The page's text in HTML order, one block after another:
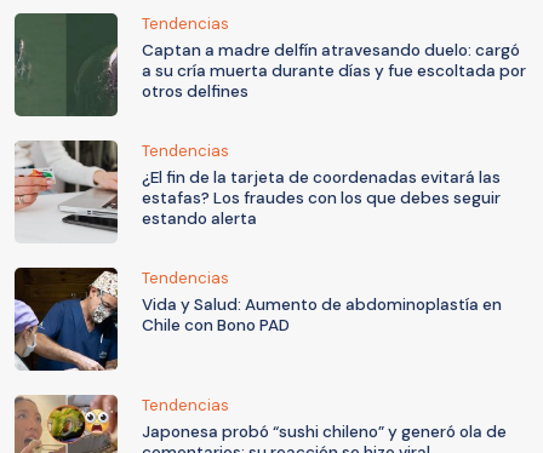
Tendencias
Captan a madre delfín atravesando duelo: cargó
a su cría muerta durante días y fue escoltada por
otros delfines
Tendencias
¿El fin de la tarjeta de coordenadas evitará las
estafas? Los fraudes con los que debes seguir
estando alerta
Tendencias
Vida y Salud: Aumento de abdominoplastía en
Chile con Bono PAD
Tendencias
Japonesa probó “sushi chileno” y generó ola de